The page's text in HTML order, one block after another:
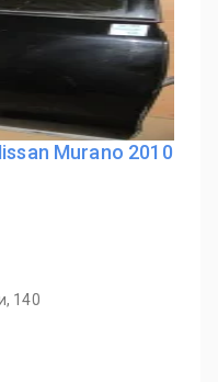
Murano 2010
140